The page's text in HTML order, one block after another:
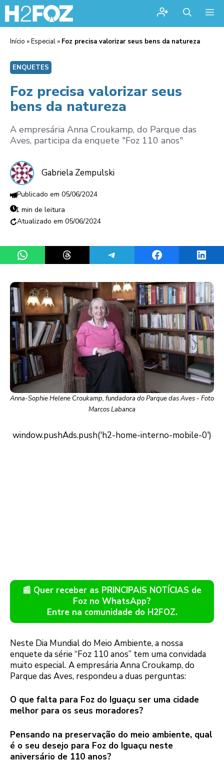
Início »Especial » Foz precisa valorizar seus bens da natureza
ENQUETES
Foz precisa valorizar seus
bens da natureza
A empresária Anna Croukamp, do Parque das
Aves, participa da enquete "Foz 110 anos"
Gabriela Zempulski
05/06/2024
1 min de leitura
05/06/2024
Share on WhatsAppShare on ThreadsShare on TelegramShare on Facebook
Anna-Sophie Helene Croukamp, fundadora do Parque das Aves - Foto
Marcos Labanca
📰 Quer receber as PRINCIPAIS NOTÍCIAS de
Foz no WhatsApp?
Entre na comunidade do H2FOZ.
Neste Dia Mundial do Meio Ambiente, a nossa
enquete da série “Foz 110 anos” tem uma convidada
muito especial. A empresária Anna Croukamp, do
Parque das Aves, respondeu a duas perguntas:
O que falta para Foz do Iguaçu ser uma cidade
melhor para os seus moradores?
Pensando na preservação do meio ambiente, qual
é o seu desejo para Foz do Iguaçu neste
aniversário de 110 anos?